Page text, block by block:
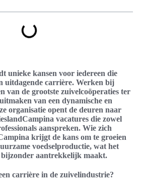
unieke kansen voor iedereen die
uitdagende carrière. Werken bij
van de grootste zuivelcoöperaties ter
van een dynamische en
organisatie opent de deuren naar
vacatures die zowel
aanspreken. Wie zich
krijgt de kans om te groeien
voedselproductie, wat het
bijzonder aantrekkelijk maakt.
carrière in de zuivelindustrie?